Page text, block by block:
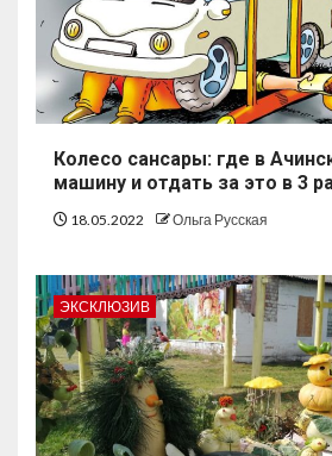
Колесо сансары: где в
машину и отдать за это в 3
18.05.2022 Ольга Русская
ЭКСКЛЮЗИВ